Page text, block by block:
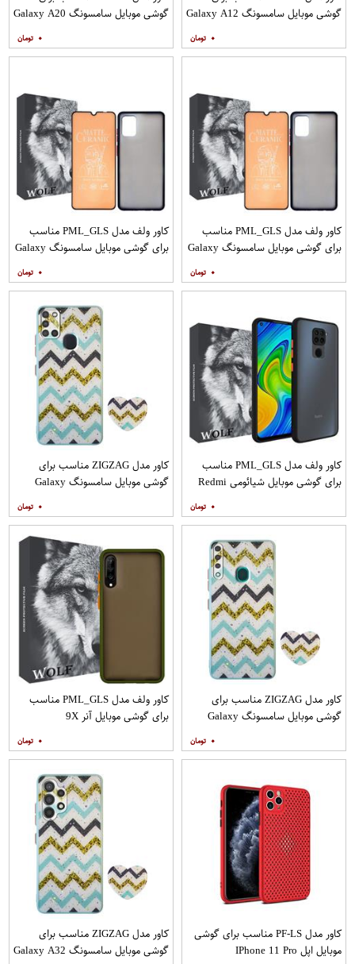
گوشی موبایل سامسونگ Galaxy A12
۰
گوشی موبایل سامسونگ Galaxy A20
۰
کاور ولف مدل PML_GLS مناسب
برای گوشی موبایل سامسونگ Galaxy
۰
کاور ولف مدل PML_GLS مناسب
برای گوشی موبایل سامسونگ Galaxy
مات
۰
کاور ولف مدل PML_GLS مناسب
برای گوشی موبایل شیائومی Redmi
۰
کاور مدل ZIGZAG مناسب برای
گوشی موبایل سامسونگ Galaxy
۰
کاور مدل ZIGZAG مناسب برای
گوشی موبایل سامسونگ Galaxy
۰
کاور ولف مدل PML_GLS مناسب
برای گوشی موبایل آنر 9X
۰
کاور مدل PF-LS مناسب برای گوشی
موبایل اپل IPhone 11 Pro
کاور مدل ZIGZAG مناسب برای
گوشی موبایل سامسونگ Galaxy A32